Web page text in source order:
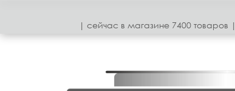
| сeйчас в магазинe 7400 товаров |